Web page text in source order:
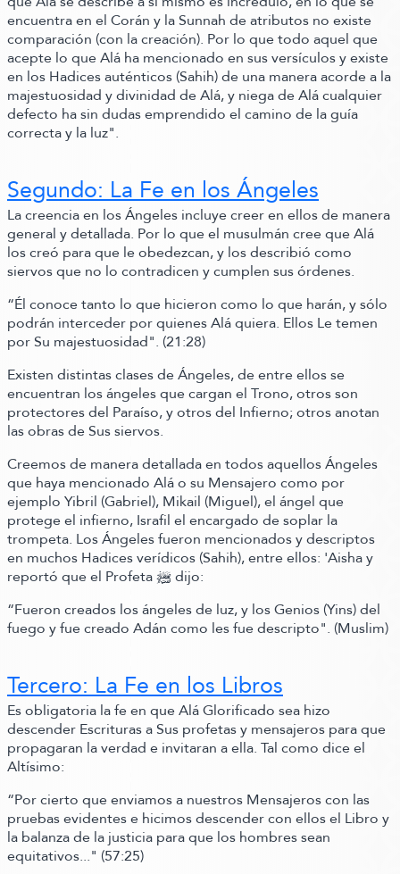
encuentra en el Corán y la Sunnah de atributos no existe
comparación (con la creación). Por lo que todo aquel que
acepte lo que Alá ha mencionado en sus versículos y existe
en los Hadices auténticos(Sahih)de una manera acorde a la
majestuosidad y divinidad de Alá, y niega de Alá cualquier
defecto ha sin dudas emprendido el camino de la guía
correcta y la luz".
Segundo: La Fe en los Ángeles
La creencia en los Ángeles incluye creer en ellos de manera
general y detallada. Por lo que el musulmán cree que Alá
los creó para que le obedezcan, y los describió como
siervos que no lo contradicen y cumplen sus órdenes.
“Él conoce tanto lo que hicieron como lo que harán, y sólo
podrán interceder por quienes Alá quiera. Ellos Le temen
por Su majestuosidad". (21:28)
Existen distintas clases de Ángeles, de entre ellos se
encuentran los ángeles que cargan el Trono, otros son
protectores del Paraíso, y otros del Infierno; otros anotan
las obras de Sus siervos.
Creemos de manera detallada en todos aquellos Ángeles
que haya mencionado Alá o su Mensajero como por
ejemplo Yibril (Gabriel), Mikail (Miguel), el ángel que
protege el infierno, Israfil el encargado de soplar la
trompeta. Los Ángeles fueron mencionados y descriptos
en muchos Hadices verídicos(Sahih),entre ellos: 'Aisha y
reportó que el Profeta ﷺ‬ dijo:
“Fueron creados los ángeles de luz, y los Genios(Yins)del
fuego y fue creado Adán como les fue descripto". (Muslim)
Tercero: La Fe en los Libros
Es obligatoria la fe en que Alá Glorificado sea hizo
descender Escrituras a Sus profetas y mensajeros para que
propagaran la verdad e invitaran a ella.Tal como dice el
Altísimo:
“Por cierto que enviamos a nuestros Mensajeros con las
pruebas evidentes e hicimos descender con ellos el Libro y
la balanza de la justicia para que los hombres sean
equitativos..." (57:25)